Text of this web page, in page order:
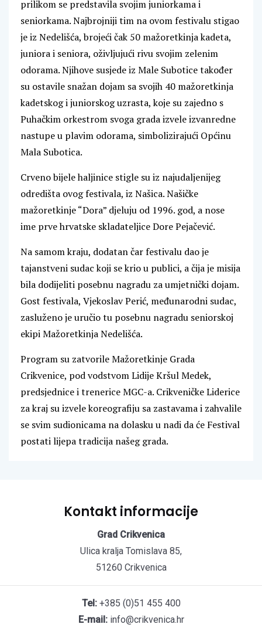
prilikom se predstavila svojim juniorkama i
seniorkama. Najbrojniji tim na ovom festivalu stigao
je iz Nedelišća, brojeći čak 50 mažoretkinja kadeta,
juniora i seniora, oživljujući rivu svojim zelenim
odorama. Njihove susjede iz Male Subotice također
su ostavile snažan dojam sa svojih 40 mažoretkinja
kadetskog i juniorskog uzrasta, koje su zajedno s
Puhačkim orkestrom svoga grada izvele izvanredne
nastupe u plavim odorama, simbolizirajući Općinu
Mala Subotica.
Crveno bijele haljinice stigle su iz najudaljenijeg
odredišta ovog festivala, iz Našica. Našičke
mažoretkinje “Dora” djeluju od 1996. god, a nose
ime prve hrvatske skladateljice Dore Pejačević.
Na samom kraju, dodatan čar festivalu dao je
tajanstveni sudac koji se krio u publici, a čija je misija
bila dodijeliti posebnu nagradu za umjetnički dojam.
Gost festivala, Vjekoslav Perić, međunarodni sudac,
zasluženo je uručio tu posebnu nagradu seniorskoj
ekipi Mažoretkinja Nedelišća.
Program su zatvorile Mažoretkinje Grada
Crikvenice, pod vodstvom Lidije Kršul Medek,
predsjednice i trenerice MGC-a. Crikveničke Liderice
za kraj su izvele koreografiju sa zastavama i zahvalile
se svim sudionicama na dolasku u nadi da će Festival
postati lijepa tradicija našeg grada.
Kontakt informacije
Grad Crikvenica
Ulica kralja Tomislava 85,
51260 Crikvenica
Tel:+385 (0)51 455 400
E-mail:info@crikvenica.hr